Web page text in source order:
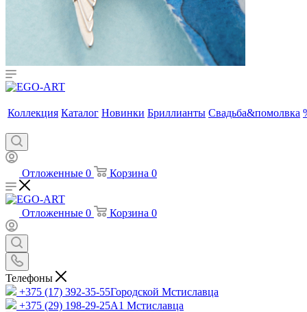
Коллекция Каталог Новинки Бриллианты Свадьба&помолвка
Отложенные 0 Корзина 0
Отложенные 0 Корзина 0
Телефоны
+375 (17) 392-35-55Городской Мстиславца
+375 (29) 198-29-25A1 Мстиславца